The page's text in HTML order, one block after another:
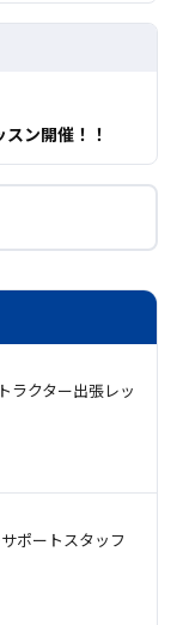
ン開催！！
クター出張レッ
ポートスタッフ